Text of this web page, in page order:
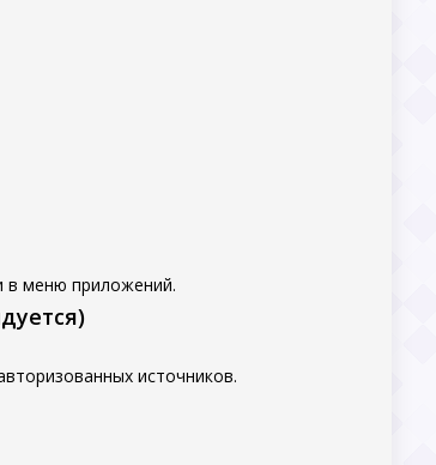
в меню приложений.
источников.